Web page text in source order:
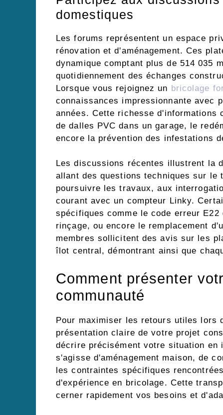
domestiques
Les forums représentent un espace
rénovation et d'aménagement. Ces
dynamique comptant plus de 514 035
quotidiennement des échanges
Lorsque vous rejoignez un bricolage
connaissances impressionnante avec
années. Cette richesse
de dalles PVC dans un garage, le
encore la prévention des infestations
Les discussions récentes illustrent la
allant des questions techniques sur le
poursuivre les travaux, aux
courant avec un compteur Linky.
spécifiques comme le code erreur
rinçage, ou encore le remplacement
membres sollicitent des avis sur les
îlot central, démontrant ainsi que
Comment présenter
communauté
Pour maximiser les retours utiles lors
présentation claire de votre projet
décrire précisément votre situation en
s'agisse d'aménagement maison, de
les contraintes spécifiques
d'expérience en bricolage. Cette
cerner rapidement vos besoins et